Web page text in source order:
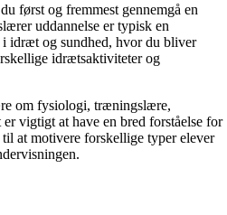
først og fremmest gennemgå en
uddannelse er typisk en
i idræt og sundhed, hvor du bliver
idrætsaktiviteter og
om fysiologi, træningslære,
vigtigt at have en bred forståelse for
at motivere forskellige typer elever